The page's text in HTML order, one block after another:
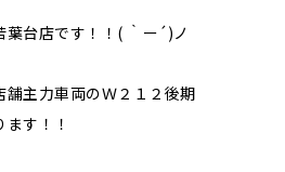
葉台店です！！( ｀ー´)ノ
舗主力車両のＷ２１２後期
す！！